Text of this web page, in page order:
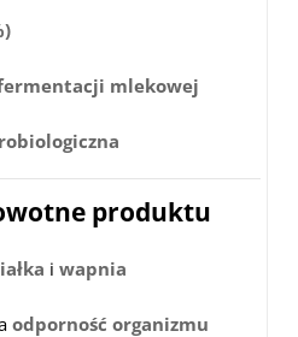
mlekowej
produktu
i wapnia
odporność organizmu